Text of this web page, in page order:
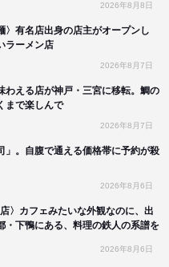
2026年8月8日
〉有名店出身の店主がオープンし
ラーメン店
2026年8月7日
わえる店が神戸・三宮に移転。鯛の
まで楽しんで
2026年8月7日
」。自腹で通える価格帯に予約が殺
2026年8月6日
〉カフェみたいな外観なのに、出
・下鴨にある、料理の鉄人の系譜を
2026年8月6日